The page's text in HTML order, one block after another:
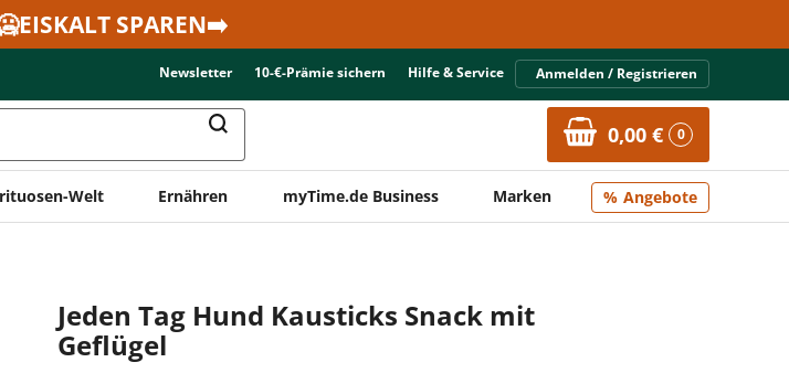
SPAREN➡️
Newsletter 10-€-Prämie sichern Hilfe & Service Anmelden / Registrieren
0,00 € 0
Welt Ernähren myTime.de Business Marken Angebote
Jeden Tag Hund Kausticks Snack mit
Geflügel